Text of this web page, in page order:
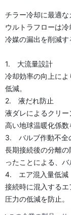
チラー冷却に最適な
ウルトラフローは
冷媒の漏出を削減す
1. 大流量設計
冷却効率の向上に
低減。
2. 液だれ防止
液ダレによるクリー
高い地球温暖化係数
3. バルブ作動不全
長期接続後の分離
ったことによる、
4. エア混入量低減
接続時に混入する
圧力の低減を防止。